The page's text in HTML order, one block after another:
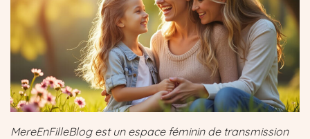
MereEnFilleBlog est un espace féminin de transmission